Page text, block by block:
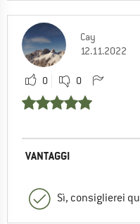
Cay
12.11.2022
0 0
VANTAGGI
Sì, consiglierei